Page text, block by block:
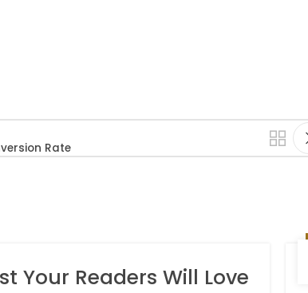
Rate
Your Readers Will Love